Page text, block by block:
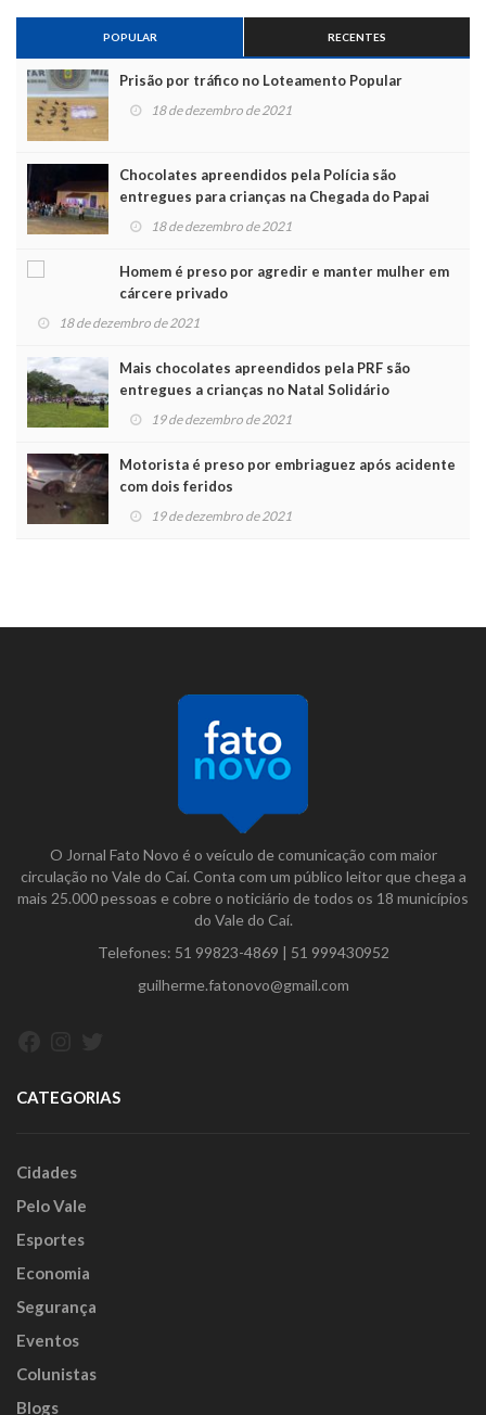
POPULAR RECENTES
Prisão por tráfico no Loteamento Popular
18 de dezembro de 2021
Chocolates apreendidos pela Polícia são
entregues para crianças na Chegada do Papai
Noel
18 de dezembro de 2021
Homem é preso por agredir e manter mulher em
cárcere privado
18 de dezembro de 2021
Mais chocolates apreendidos pela PRF são
entregues a crianças no Natal Solidário
19 de dezembro de 2021
Motorista é preso por embriaguez após acidente
com dois feridos
19 de dezembro de 2021
O Jornal Fato Novo é o veículo de comunicação com maior
circulação no Vale do Caí. Conta com um público leitor que chega a
mais 25.000 pessoas e cobre o noticiário de todos os 18 municípios
do Vale do Caí.
Telefones: 51 99823-4869 | 51 999430952
guilherme.fatonovo@gmail.com
CATEGORIAS
Cidades
Pelo Vale
Esportes
Economia
Segurança
Eventos
Colunistas
Blogs